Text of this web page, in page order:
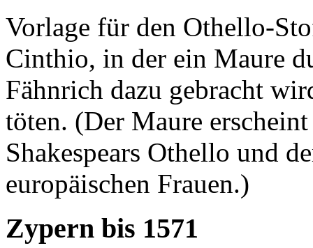
Vorlage für den Othello-
Cinthio, in der ein Maure
Fähnrich dazu gebracht
töten. (Der Maure
Shakespears Othello und
europäischen Frauen.)
Zypern bis 1571